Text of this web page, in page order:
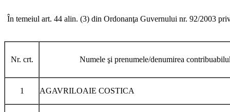
În temeiul art. 44 alin. (3) din Ordonanţa Guvernului nr. 92/2003
Nr. crt. Numele şi prenumele/denumirea
1 AGAVRILOAIE COSTICA